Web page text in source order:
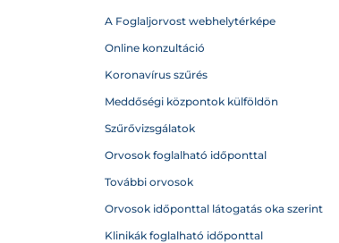
A Foglaljorvost webhelytérképe
Online konzultáció
Koronavírus szűrés
Meddőségi központok külföldön
Szűrővizsgálatok
Orvosok foglalható időponttal
További orvosok
Orvosok időponttal látogatás oka szerint
Klinikák foglalható időponttal